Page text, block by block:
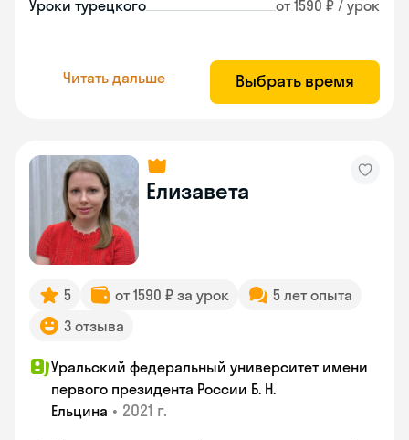
Уроки турецкого от 1590 ₽ / урок
Читать дальше Выбрать время
Елизавета
5 от 1590 ₽ за урок
5 лет опыта
3 отзыва
Уральский федеральный университет имени
первого президента России Б. Н.
Ельцина • 2021 г.